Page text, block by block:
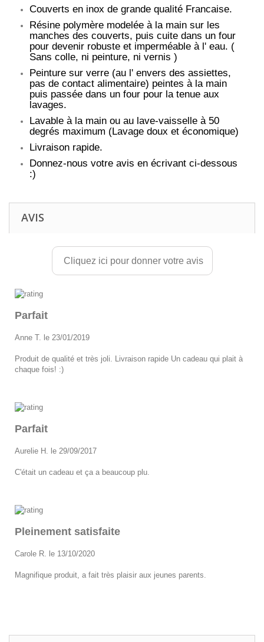
Couverts en inox de grande qualité Francaise.
Résine polymère modelée à la main sur les
manches des couverts, puis cuite dans un four
pour devenir robuste et imperméable à l' eau. (
Sans colle, ni peinture, ni vernis )
Peinture sur verre (au l' envers des assiettes,
pas de contact alimentaire) peintes à la main
puis passée dans un four pour la tenue aux
lavages.
Lavable à la main ou au lave-vaisselle à 50
degrés maximum (Lavage doux et économique)
Livraison rapide.
Donnez-nous votre avis en écrivant ci-dessous
:)
AVIS
Cliquez ici pour donner votre avis
Parfait
Anne T. le 23/01/2019
Produit de qualité et très joli. Livraison rapide Un cadeau qui plait à
chaque fois! :)
Parfait
Aurelie H. le 29/09/2017
C'était un cadeau et ça a beaucoup plu.
Pleinement satisfaite
Carole R. le 13/10/2020
Magnifique produit, a fait très plaisir aux jeunes parents.